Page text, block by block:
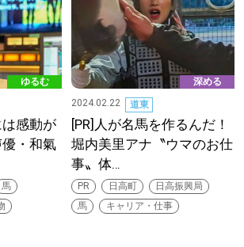
わせ 利用規約
ライバシーポリシー
閉じる
ゆるむ
は感動が
優・和氣
馬
深める
2024.02.22
道東
[PR]人が名馬を作るんだ！
堀内美里アナ〝ウマのお仕
事〟体…
PR 日高町
日高振興局
馬
キャリア・仕事